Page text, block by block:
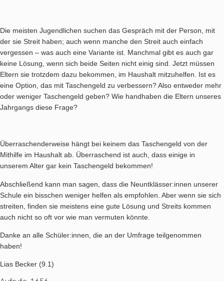
Die meisten Jugendlichen suchen das Gespräch mit der Person, mit
der sie Streit haben; auch wenn manche den Streit auch einfach
vergessen – was auch eine Variante ist. Manchmal gibt es auch gar
keine Lösung, wenn sich beide Seiten nicht einig sind. Jetzt müssen
Eltern sie trotzdem dazu bekommen, im Haushalt mitzuhelfen. Ist es
eine Option, das mit Taschengeld zu verbessern? Also entweder mehr
oder weniger Taschengeld geben? Wie handhaben die Eltern unseres
Jahrgangs diese Frage?
Überraschenderweise hängt bei keinem das Taschengeld von der
Mithilfe im Haushalt ab. Überraschend ist auch, dass einige in
unserem Alter gar kein Taschengeld bekommen!
Abschließend kann man sagen, dass die Neuntklässer:innen unserer
Schule ein bisschen weniger helfen als empfohlen. Aber wenn sie sich
streiten, finden sie meistens eine gute Lösung und Streits kommen
auch nicht so oft vor wie man vermuten könnte.
Danke an alle Schüler:innen, die an der Umfrage teilgenommen
haben!
Lias Becker (9.1)